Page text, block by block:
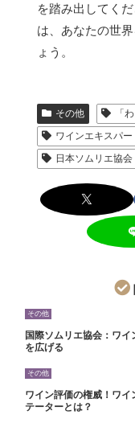
を踏み出してく
は、あなたの世
ょう。
その他 「わ
ワインエキスパー
日本ソムリエ協会
その他
国際ソムリエ協会：ワイ
を広げる
その他
ワイン評価の権威！ワイ
テーターとは？